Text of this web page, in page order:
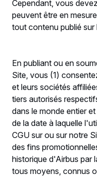
Cependant, vous
peuvent être en
tout contenu publié sur
En publiant ou en
Site, vous (1)
et leurs sociétés
tiers autorisés
dans le monde entier
de la date à laquelle
CGU sur ou sur notre
des fins
historique d'Airbus par
tous moyens, connus